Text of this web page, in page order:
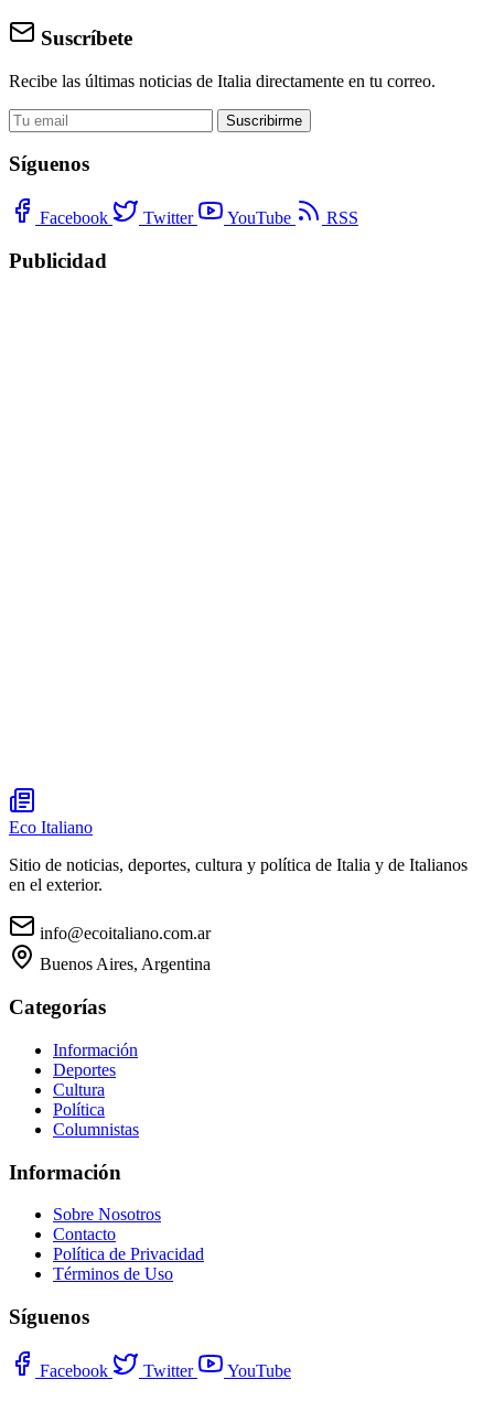
Suscríbete
Recibe las últimas noticias de Italia directamente en tu correo.
Suscribirme
Síguenos
Facebook Twitter YouTube RSS
Publicidad
Eco Italiano
Sitio de noticias, deportes, cultura y política de Italia y de Italianos
en el exterior.
info@ecoitaliano.com.ar
Buenos Aires, Argentina
Categorías
Información
Deportes
Cultura
Política
Columnistas
Información
Sobre Nosotros
Contacto
Política de Privacidad
Términos de Uso
Síguenos
Facebook Twitter
YouTube